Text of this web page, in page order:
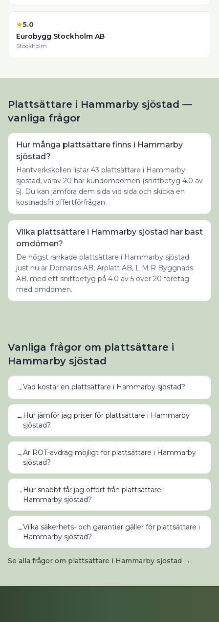
★5.0
Eurobygg Stockholm AB
Stockholm
Plattsättare i Hammarby sjöstad —
vanliga frågor
Hur många plattsättare finns i Hammarby
sjöstad?
Hantverkskollen listar 43 plattsättare i Hammarby
sjöstad, varav 20 har kundomdömen (snittbetyg 4.0 av
5). Du kan jämföra dem sida vid sida och skicka en
kostnadsfri offertförfrågan.
Vilka plattsättare i Hammarby sjöstad har bäst
omdömen?
De högst rankade plattsättare i Hammarby sjöstad
just nu är Domaros AB, Arplatt AB, L M R Byggnads
AB, med ett snittbetyg på 4.0 av 5 över 20 företag
med omdömen.
Vanliga frågor om plattsättare i
Hammarby sjöstad
→Vad kostar en plattsättare i Hammarby sjöstad?
→ Hur jämför jag priser för plattsättare i Hammarby
sjöstad?
→Är ROT-avdrag möjligt för plattsättare i Hammarby
sjöstad?
→ Hur snabbt får jag offert från plattsättare i
Hammarby sjöstad?
→Vilka säkerhets- och garantier gäller för plattsättare i
Hammarby sjöstad?
Se alla frågor om plattsättare i Hammarby sjöstad →